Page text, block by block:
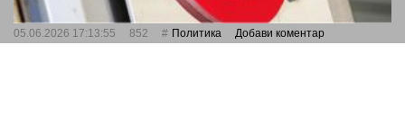
05.06.2026 17:13:55 852 Политика Добави коментар